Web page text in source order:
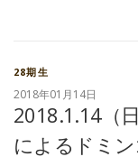
28期生
2018年01月14日
2018.1.14（
によるドミ